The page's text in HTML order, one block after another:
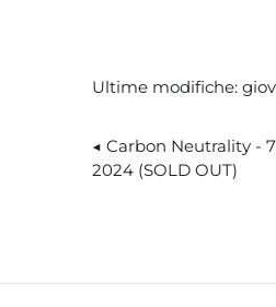
Ultime modifiche:
◀︎ Carbon Neutrality -
2024 (SOLD OUT)